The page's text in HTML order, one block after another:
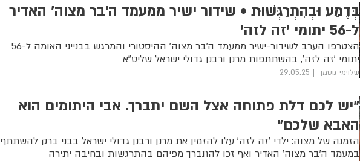
בְּדֶמַע וּבְהִתְרַגְּשׁוּת • שידור ישיר ממעמד ה'בר מצוה' האדיר
ל-56 יתומי 'זה לזה'
הצטרפו הערב לשידור-ישיר ממעמד ה'בר מצוה' ההיסטורי והמרגש בבנייני האומה ל-56
יתומי 'זה לזה', בהשתתפות מרנן ורבנן גדולי ישראל שליט"א
שלוימי גוטמן 29.05.25
"יש לכם דלת פתוחה אצל השם יתברך. אבי היתומים הוא
האבא שלכם"
הזמנה של מצוה: ילדי 'זה לזה' עלו להזמין את מרנן ורבנן גדולי ישראל בבני ברק להשתתף
במעמד ה'בר מצוה' האדיר ואף זכו להתברך מפיהם בהתרגשות ובחיבה יתירה